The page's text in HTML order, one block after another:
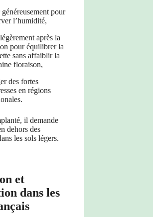
pour
l’humidité,
après la
pour équilibrer la
sans affaiblir la
floraison,
des fortes
en régions
il demande
dehors des
les sols légers.
et
dans les